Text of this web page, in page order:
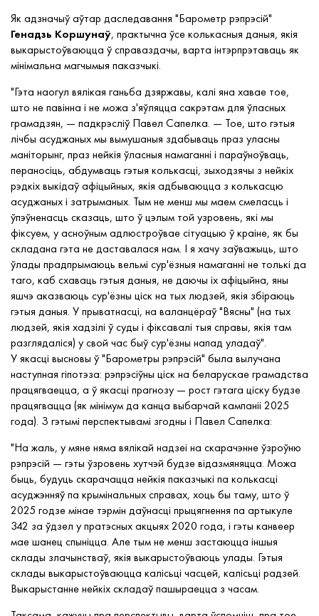
Як адзначыў аўтар даследавання "Барометр рэпрэсій"
Генадзь Коршунаў, практычна ўсе колькасныя даныя, якія
выкарыстоўваюцца ў справаздачы, варта інтэрпрэтаваць як
мінімальна магчымыя паказчыкі.
"Гэта наогул вялікая ганьба дзяржавы, калі яна хавае тое,
што не павінна і не можа з'яўляцца сакрэтам для ўласных
грамадзян, — падкрэсліў Павел Сапелка. — Тое, што гэтыя
лічбы асуджаных мы вымушаныя здабываць праз уласны
маніторынг, праз нейкія ўласныя намаганні і параўноўваць,
пераносіць, абдумваць гэтыя колькасці, зыходзячы з нейкіх
рэдкіх выкідаў афіцыйных, якія адбываюцца з колькасцю
асуджаных і затрыманых. Тым не менш мы маем смеласць і
ўпэўненасць сказаць, што ў цэлым той узровень, які мы
фіксуем, у асноўным адлюстроўвае сітуацыю ў краіне, як бы
складана гэта не даставалася нам. І я хачу заўважыць, што
ўлады прадпрымаюць вельмі сур'ёзныя намаганні не толькі да
таго, каб схаваць гэтыя даныя, не даючы іх афіцыйна, яны
яшчэ аказваюць сур'ёзны ціск на тых людзей, якія збіраюць
гэтыя даныя. У прыватнасці, на валанцёраў "Вясны" (на тых
людзей, якія хадзілі ў суды і фіксавалі тыя справы, якія там
разглядаліся) у свой час быў сур'ёзны напад уладаў".
У якасці высновы ў "Барометры рэпрэсій" была вылучана
наступная гіпотэза: рэпрэсіўны ціск на беларускае грамадства
працягваецца, а ў якасці прагнозу — рост гэтага ціску будзе
працягвацца (як мінімум да канца выбарчай кампаніі 2025
года). З гэтымі перспектывамі згодны і Павел Сапелка:
"На жаль, у мяне няма вялікай надзеі на скарачэнне ўзроўню
рэпрэсій — гэты ўзровень хутчэй будзе відазмяняцца. Можа
быць, будуць скарачацца нейкія паказчыкі па колькасці
асуджэнняў па крымінальных справах, хоць бы таму, што ў
2025 годзе мінае тэрмін даўнасці прыцягнення па артыкуле
342 за ўдзел у пратэсных акцыях 2020 года, і гэты канвеер
мае шанец спыніцца. Але тым не менш застаюцца іншыя
склады злачынстваў, якія выкарыстоўваюць улады. Гэтыя
склады выкарыстоўваюцца калісьці часцей, калісьці радзей.
Выкарыстанне нейкіх складаў пашыраецца з часам.